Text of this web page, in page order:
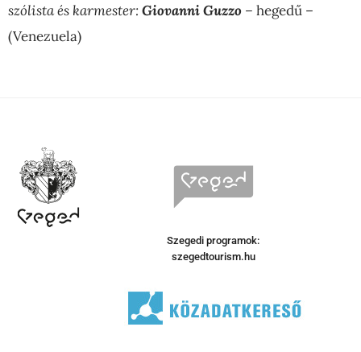
szólista és karmester:Giovanni Guzzo – hegedű –
(Venezuela)
Szegedi programok:
szegedtourism.hu